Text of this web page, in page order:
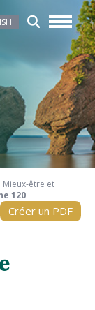
Mieux-être et
120
Créer un PDF